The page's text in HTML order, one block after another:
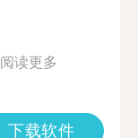
阅读更多
下载软件